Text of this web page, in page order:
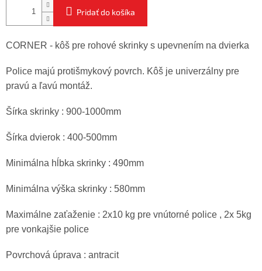
Pridať do košíka
CORNER - kôš pre rohové skrinky s upevnením na dvierka
Police majú protišmykový povrch. Kôš je univerzálny pre
pravú a ľavú montáž.
Šírka skrinky : 900-1000mm
Šírka dvierok : 400-500mm
Minimálna hĺbka skrinky : 490mm
Minimálna výška skrinky : 580mm
Maximálne zaťaženie : 2x10 kg pre vnútorné police , 2x 5kg
pre vonkajšie police
Povrchová úprava : antracit